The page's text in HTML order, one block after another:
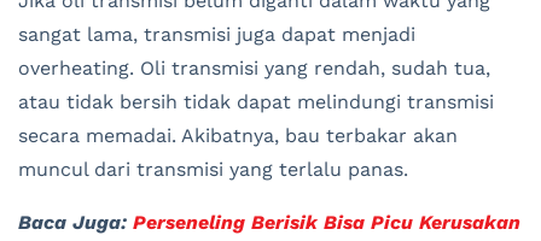
sangat lama, transmisi juga dapat menjadi
overheating. Oli transmisi yang rendah, sudah tua,
atau tidak bersih tidak dapat melindungi transmisi
secara memadai. Akibatnya, bau terbakar akan
muncul dari transmisi yang terlalu panas.
Baca Juga: Perseneling Berisik Bisa Picu Kerusakan